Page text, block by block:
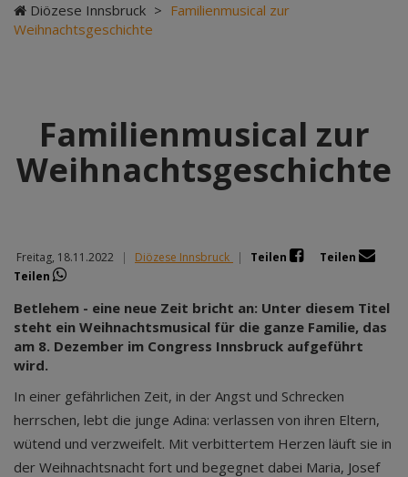
Diözese Innsbruck > Familienmusical zur
Weihnachtsgeschichte
Familienmusical zur
Weihnachtsgeschichte
Freitag, 18.11.2022 | Diözese Innsbruck | Teilen
Teilen
Teilen
Betlehem - eine neue Zeit bricht an: Unter diesem Titel
steht ein Weihnachtsmusical für die ganze Familie, das
am 8. Dezember im Congress Innsbruck aufgeführt
wird.
In einer gefährlichen Zeit, in der Angst und Schrecken
herrschen, lebt die junge Adina: verlassen von ihren Eltern,
wütend und verzweifelt. Mit verbittertem Herzen läuft sie in
der Weihnachtsnacht fort und begegnet dabei Maria, Josef